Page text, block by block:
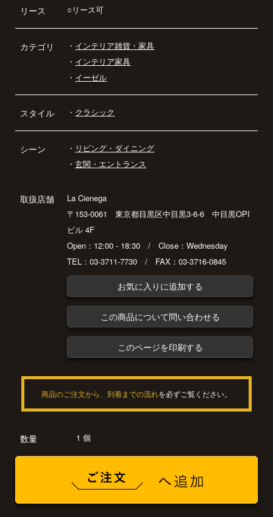
リース ○リース可
カテゴリ ・ インテリア雑貨・家具
・ インテリア家具
・ イーゼル
スタイル ・ クラシック
シーン ・ リビング・ダイニング
・玄関・エントランス
取扱店舗
La Cienega
〒153-0061 東京都目黒区中目黒3-6-6 中目黒OPI
ビル 4F
Open：12:00 - 18:30 / Close：Wednesday
TEL：03-3711-7730 / FAX：03-3716-0845
お気に入りに追加する
この商品について問い合わせる
このページを印刷する
商品のご注文から、到着までの流れを必ずご覧ください。
数量 1 個